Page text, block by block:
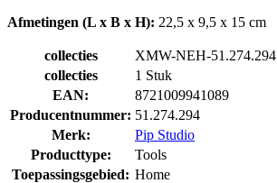
Afmetingen (L x B x H): 22,5 x 9,5 x 15 cm
collecties
XMW-NEH-51.274.294
collecties
1 Stuk
EAN:
8721009941089
Producentnummer: 51.274.294
Merk:
Pip Studio
Producttype:
Tools
Toepassingsgebied: Home